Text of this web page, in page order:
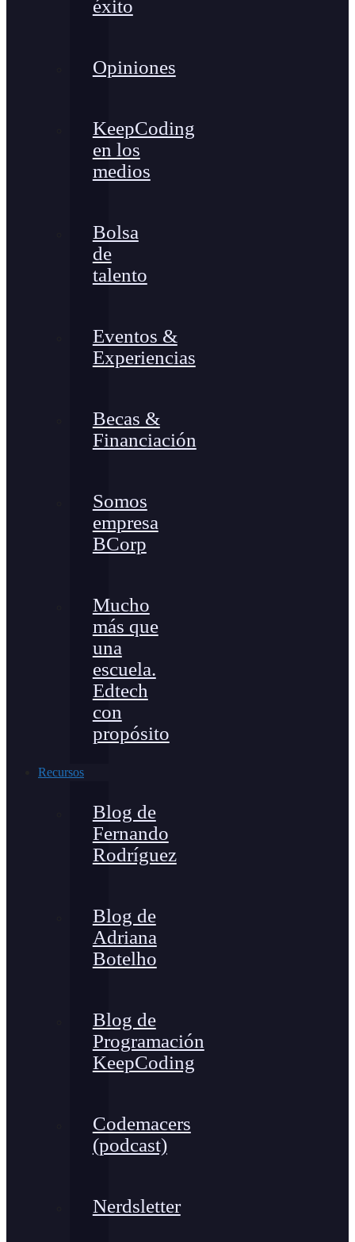
éxito
Opiniones
KeepCoding
en los
medios
Bolsa
de
talento
Eventos &
Experiencias
Becas &
Financiación
Somos
empresa
BCorp
Mucho
más que
una
escuela.
Edtech
con
propósito
Recursos
Blog de
Fernando
Rodríguez
Blog de
Adriana
Botelho
Blog de
Programación
KeepCoding
Codemacers
(podcast)
Nerdsletter